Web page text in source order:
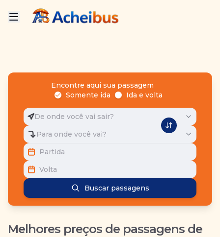
Encontre aqui sua passagem
Somente ida
Ida e volta
De onde você vai sair?
Para onde você vai?
Partida
Volta
Buscar passagens
Melhores preços de passagens de